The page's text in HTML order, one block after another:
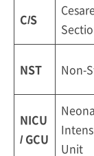
C/S
NST Non-
NICU
/ GCU
Unit